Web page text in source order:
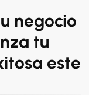
negocio
tu
este